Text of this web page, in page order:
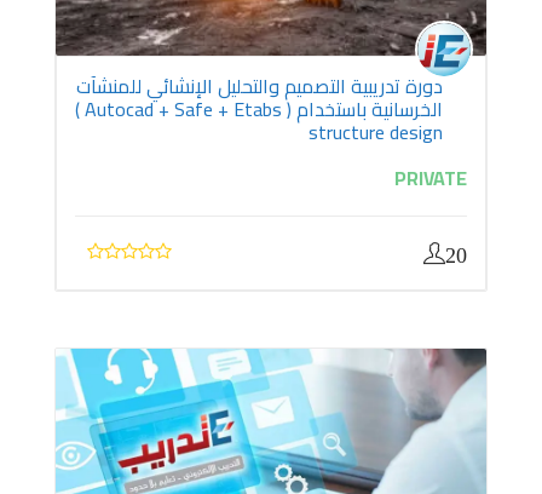
دورة تدريبية التصميم والتحليل الإنشائي للمنشآت
الخرسانية باستخدام ( Autocad + Safe + Etabs )
structure design
PRIVATE
20